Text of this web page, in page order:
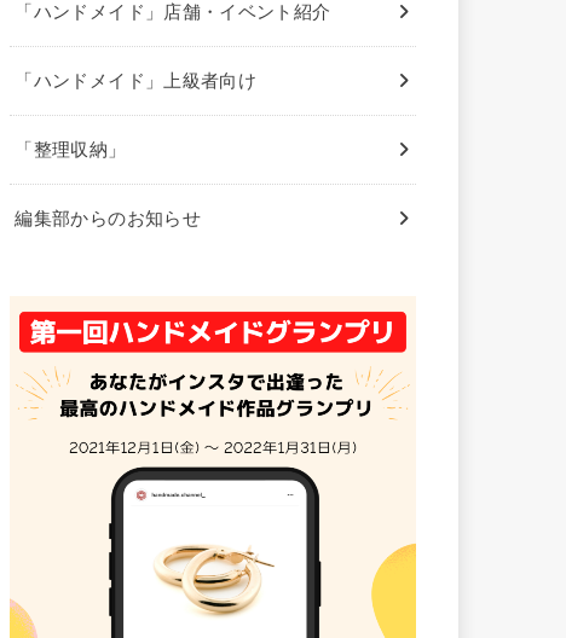
「ハンドメイド」店舗・イベント紹介
「ハンドメイド」上級者向け
「整理収納」
編集部からのお知らせ